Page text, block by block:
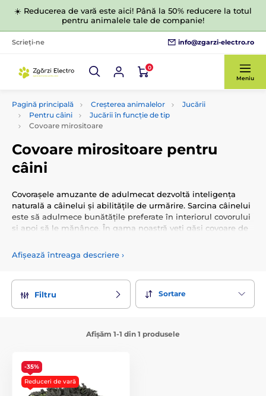
☀️ Reducerea de vară este aici! Până la 50% reducere la totul
pentru animalele tale de companie!
Scrieți-ne info@zgarzi-electro.ro
0
Meniu
Pagină principală Creșterea animalelor
Jucării
Pentru câini
Jucării în funcție de tip
Covoare mirositoare
Covoare mirositoare pentru
câini
Covorașele amuzante de adulmecat dezvoltă inteligența
naturală a câinelui și abilitățile de urmărire. Sarcina câinelui
este să adulmece bunătățile preferate în interiorul covorului
și apoi să le mănânce. În gama noastră veți găsi covoare de
Afișează întreaga descriere ›
Filtru Sortare
Afișăm 1-1 din 1 produsele
-35%
Reduceri de vară